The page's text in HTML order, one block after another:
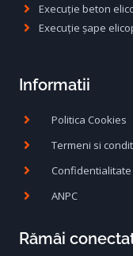
Execuție beton
Execuție șape
Informatii
Politica Cookies
Termeni si
Confidentialitate
ANPC
Rămâi